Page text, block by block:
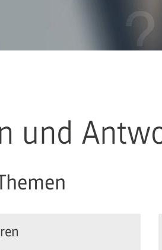
und